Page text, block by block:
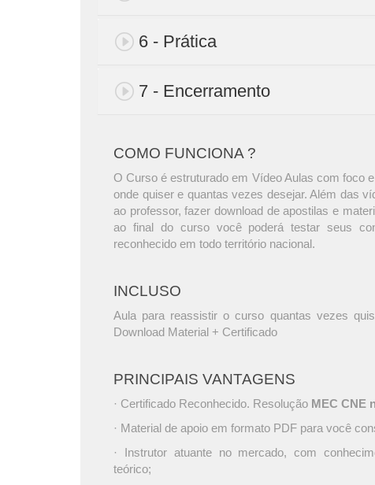
6 - Prática
7 - Encerramento
COMO FUNCIONA ?
O Curso é estruturado em Vídeo Aulas com foco
onde quiser e quantas vezes desejar. Além das
ao professor, fazer download de apostilas e
ao final do curso você poderá testar seus
reconhecido em todo território nacional.
INCLUSO
Aula para reassistir o curso quantas vezes
Download Material + Certificado
PRINCIPAIS VANTAGENS
· Certificado Reconhecido. Resolução MEC CNE
· Material de apoio em formato PDF para você
· Instrutor atuante no mercado, com
teórico;